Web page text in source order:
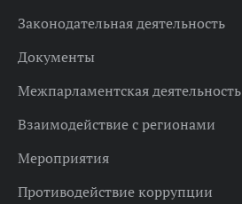
Законодательная деятельность
Документы
Межпарламентская деятельность
Взаимодействие с регионами
Мероприятия
Противодействие коррупции